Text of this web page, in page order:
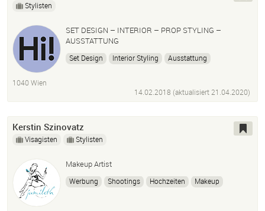
Stylisten
SET DESIGN – INTERIOR – PROP STYLING –
AUSSTATTUNG
Set Design Interior Styling
Ausstattung
1040 Wien
14.02.2018 (aktualisiert21.04.2020)
Kerstin Szinovatz
Visagisten Stylisten
Makeup Artist
Werbung Shootings Hochzeiten
Makeup